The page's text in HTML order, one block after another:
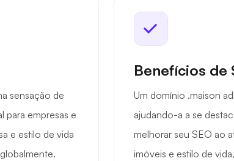
sensação de
para empresas e
e estilo de vida
Benefícios de
Um domínio .maison
ajudando-a a se
melhorar seu SEO ao
imóveis e estilo de